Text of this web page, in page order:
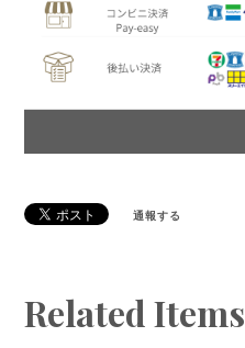
通報する
Related Items